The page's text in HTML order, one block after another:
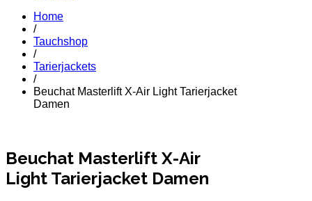
Home
/
Tauchshop
/
Tarierjackets
/
Beuchat Masterlift X-Air Light Tarierjacket
Damen
Beuchat Masterlift X-Air
Light Tarierjacket Damen